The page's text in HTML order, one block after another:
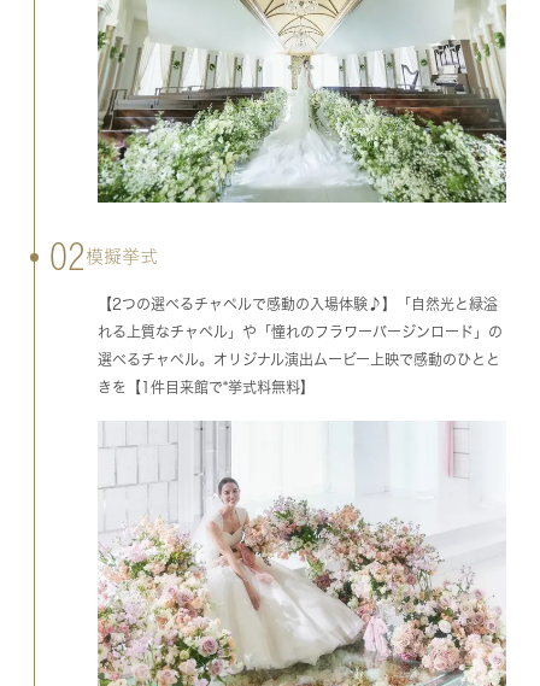
02模擬挙式
【2つの選べるチャペルで感動の入場体験♪】「自然光と緑溢
れる上質なチャペル」や「憧れのフラワーバージンロード」の
選べるチャペル。オリジナル演出ムービー上映で感動のひとと
きを【1件目来館で*挙式料無料】